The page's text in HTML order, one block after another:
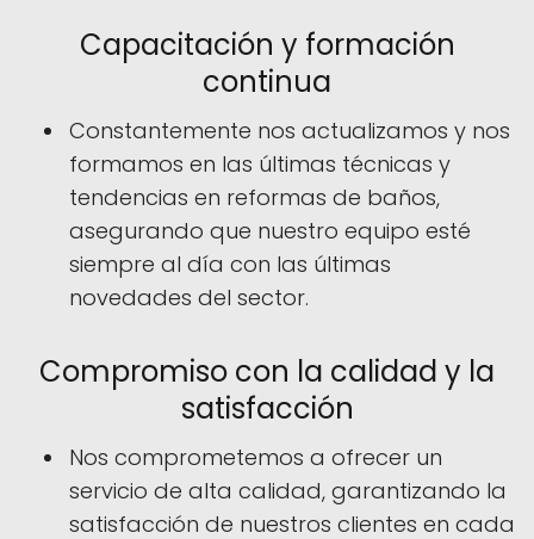
Capacitación y formación
continua
Constantemente nos actualizamos y nos
formamos en las últimas técnicas y
tendencias en reformas de baños,
asegurando que nuestro equipo esté
siempre al día con las últimas
novedades del sector.
Compromiso con la calidad y la
satisfacción
Nos comprometemos a ofrecer un
servicio de alta calidad, garantizando la
satisfacción de nuestros clientes en cada